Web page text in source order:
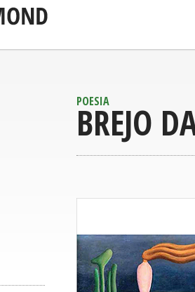
POESIA
BREJO